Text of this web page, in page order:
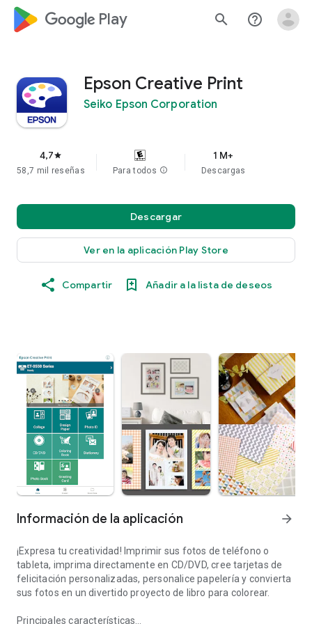
google_logo Play search help_outline
Epson Creative Print
Seiko Epson Corporation
4,7star
58,7 mil reseñas Para todos info
1 M+
Descargas
Descargar
Ver en la aplicación Play Store
Compartir Añadir a la lista de deseos
Información de la aplicación arrow_forward
¡Expresa tu creatividad! Imprimir sus fotos de teléfono o
tableta, imprima directamente en CD/DVD, cree tarjetas de
felicitación personalizadas, personalice papelería y convierta
sus fotos en un divertido proyecto de libro para colorear.
Principales características